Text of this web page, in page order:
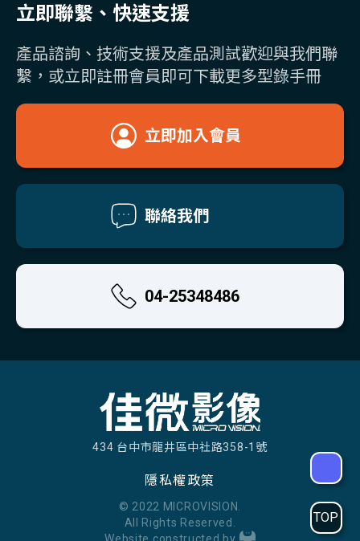
立即聯繫、快速支援
產品諮詢、技術支援及產品測試歡迎與我們聯
繫，或立即註冊會員即可下載更多型錄手冊
立即加入會員
聯絡我們
04-25348486
434 台中市龍井區中社路358-1號
隱私權政策
© 2022 MICROVISION.
All Rights Reserved.
TOP